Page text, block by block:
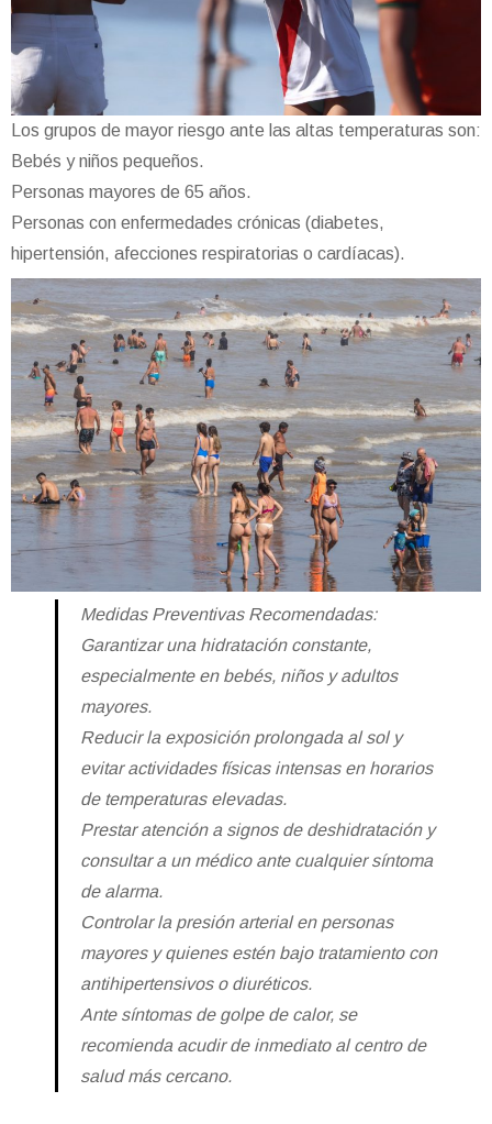
Los grupos de mayor riesgo ante las altas temperaturas son:
Bebés y niños pequeños.
Personas mayores de 65 años.
Personas con enfermedades crónicas (diabetes,
hipertensión, afecciones respiratorias o cardíacas).
Medidas Preventivas Recomendadas:
Garantizar una hidratación constante,
especialmente en bebés, niños y adultos
mayores.
Reducir la exposición prolongada al sol y
evitar actividades físicas intensas en horarios
de temperaturas elevadas.
Prestar atención a signos de deshidratación y
consultar a un médico ante cualquier síntoma
de alarma.
Controlar la presión arterial en personas
mayores y quienes estén bajo tratamiento con
antihipertensivos o diuréticos.
Ante síntomas de golpe de calor, se
recomienda acudir de inmediato al centro de
salud más cercano.